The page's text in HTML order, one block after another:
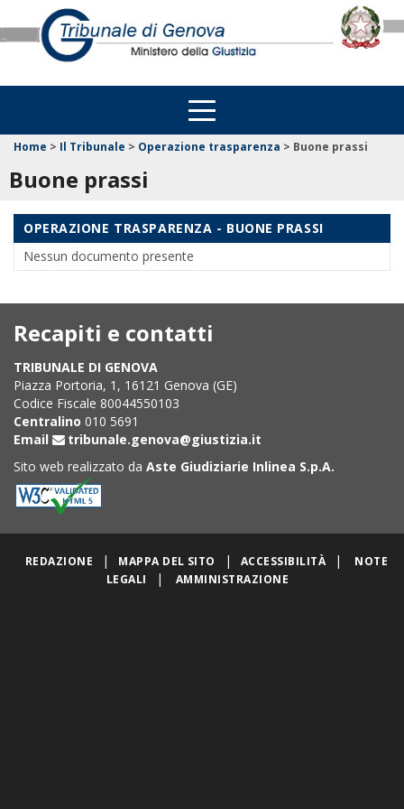
Home > Il Tribunale > Operazione trasparenza > Buone prassi
Buone prassi
OPERAZIONE TRASPARENZA - BUONE PRASSI
Nessun documento presente
Recapiti e contatti
TRIBUNALE DI GENOVA
Piazza Portoria, 1, 16121 Genova (GE)
Codice Fiscale 80044550103
Centralino 010 5691
Email
tribunale.genova@giustizia.it
Sito web realizzato da Aste Giudiziarie Inlinea S.p.A.
REDAZIONE | MAPPA DEL SITO | ACCESSIBILITÀ |
NOTE
LEGALI
| AMMINISTRAZIONE